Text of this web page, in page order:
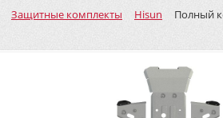
Защитные комплекты Hisun Полный